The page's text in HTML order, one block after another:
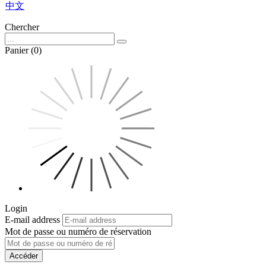
中文
Chercher
Panier (0)
Login
E-mail address
Mot de passe ou numéro de réservation
Accéder